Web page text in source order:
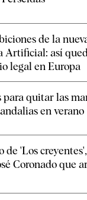
de la
Artificial: así
legal en Europa
para quitar las
en verano
de 'Los
Coronado que